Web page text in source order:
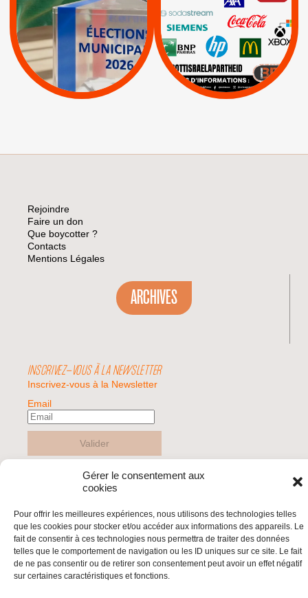
Gérer le consentement aux
cookies
Pour offrir les meilleures expériences, nous utilisons des technologies telles
que les cookies pour stocker et/ou accéder aux informations des appareils. Le
fait de consentir à ces technologies nous permettra de traiter des données
telles que le comportement de navigation ou les ID uniques sur ce site. Le fait
de ne pas consentir ou de retirer son consentement peut avoir un effet négatif
sur certaines caractéristiques et fonctions.
APPELS | Actus
Espaces Sans
Apartheid
| Lettres d'interpellation
Pétitions
Keter |
Livres et brochures |
Mehadrin | PUMA
Sodastream |
Visuels, tracts,
affiches,...
Rejoindre
Faire un don
Que boycotter ?
Contacts
Mentions Légales
ARCHIVES
INSCRIVEZ-VOUS À LA NEWSLETTER
Inscrivez-vous à la Newsletter
Email
Valider
© 2026 | BDS France | Boycott Désinvestissement Sanctions, la réponse